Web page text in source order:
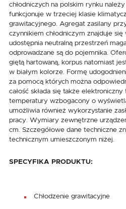
chłodniczych na polskim rynku
funkcjonuje w trzeciej klasie
grawitacyjnego. Agregat zasilany
czynnikiem chłodniczym znajduje
udostępnia neutralną przestrzeń
odprowadzane są do pojemnika.
giętą hartowaną, korpus natomiast
w białym kolorze. Formę
za pomocą których można
całość składa się także
temperatury wzbogacony o
umożliwia również wykorzystanie
pracy. Wymiary zewnętrzne
cm. Szczegółowe dane techniczne
technicznym umieszczonym niżej.
SPECYFIKA PRODUKTU:
Chłodzenie grawitacyjne